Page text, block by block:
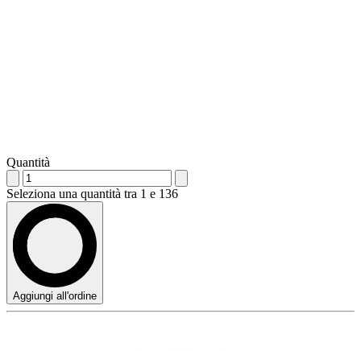
Quantità
Seleziona una quantità tra 1 e 136
Aggiungi all'ordine